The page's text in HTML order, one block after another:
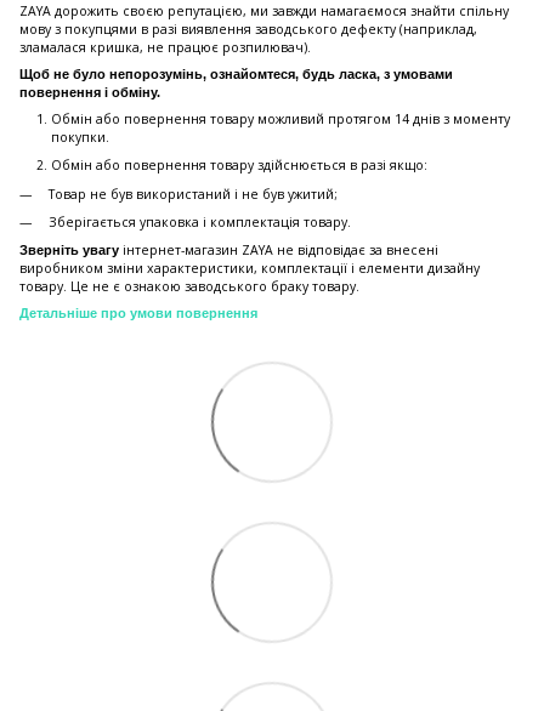
ZAYA дорожить своєю репутацією, ми завжди намагаємося знайти спільну
мову з покупцями в разі виявлення заводського дефекту (наприклад,
зламалася кришка, не працює розпилювач).
Щоб не було непорозумінь, ознайомтеся, будь ласка, з умовами
повернення і обміну.
Обмін або повернення товару можливий протягом 14 днів з моменту
покупки.
Обмiн або повернення товару здійснюється в разі якщо:
Товар не був використаний і не був ужитий;
Зберiгається упаковка і комплектація товару.
Зверніть увагу інтернет-магазин ZAYA не відповідає за внесені
виробником зміни характеристики, комплектації і елементи дизайну
товару. Це не є ознакою заводського браку товару.
Детальніше про умови повернення